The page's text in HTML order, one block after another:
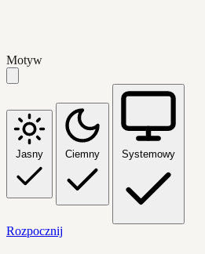
Motyw
Jasny Ciemny Systemowy
Rozpocznij